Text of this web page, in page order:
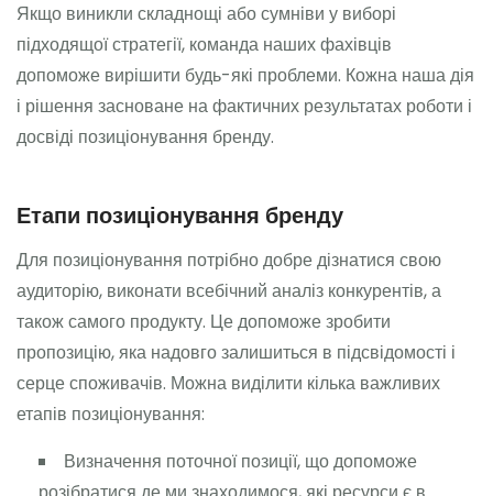
Якщо виникли складнощі або сумніви у виборі
підходящої стратегії, команда наших фахівців
допоможе вирішити будь-які проблеми. Кожна наша дія
і рішення засноване на фактичних результатах роботи і
досвіді позиціонування бренду.
Етапи позиціонування бренду
Для позиціонування потрібно добре дізнатися свою
аудиторію, виконати всебічний аналіз конкурентів, а
також самого продукту. Це допоможе зробити
пропозицію, яка надовго залишиться в підсвідомості і
серце споживачів. Можна виділити кілька важливих
етапів позиціонування:
Визначення поточної позиції, що допоможе